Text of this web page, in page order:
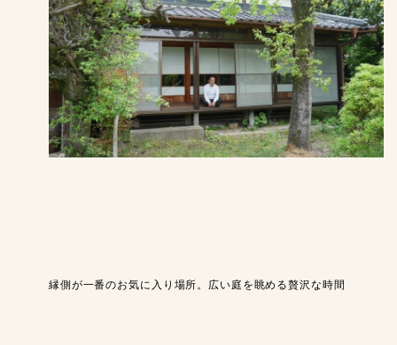
縁側が一番のお気に入り場所。広い庭を眺める贅沢な時間